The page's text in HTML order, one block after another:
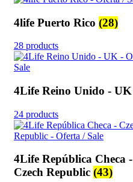
4life Puerto Rico (28)
28 products
4Life Reino Unido - UK
24 products
4Life República Checa -
Czech Republic (43)